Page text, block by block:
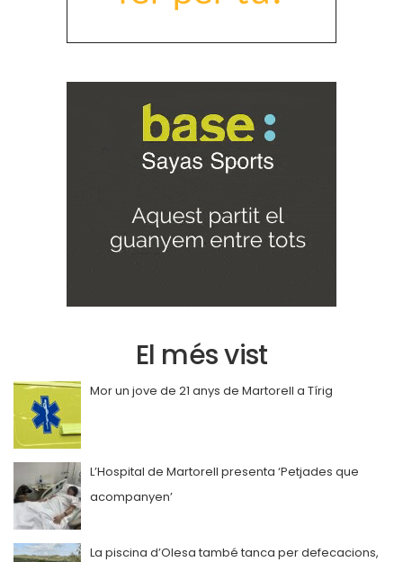
El més vist
Mor un jove de 21 anys de Martorell a Tírig
L’Hospital de Martorell presenta ‘Petjades que
acompanyen’
La piscina d’Olesa també tanca per defecacions,